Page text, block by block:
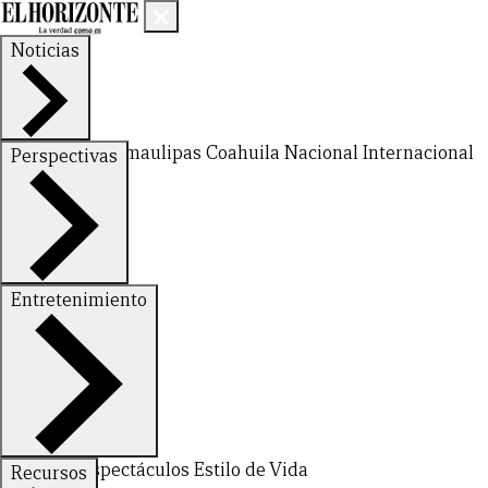
Noticias
Nuevo LeónTamaulipas Coahuila NacionalInternacional
Perspectivas
FinanzasOpinión
Entretenimiento
DeportesEspectáculos Estilo de Vida
Recursos
CERRAR
X